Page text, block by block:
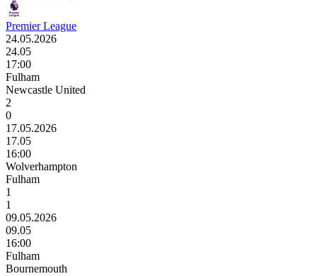
Premier League
24.05.2026
24.05
17:00
Fulham
Newcastle United
2
0
17.05.2026
17.05
16:00
Wolverhampton
Fulham
1
1
09.05.2026
09.05
16:00
Fulham
Bournemouth